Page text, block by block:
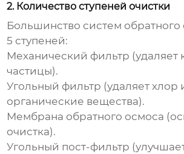
2. Количество ступеней очистки
Большинство систем
5 ступеней:
Механический фильтр (удаляет
частицы).
Угольный фильтр (удаляет хлор
органические вещества).
Мембрана обратного осмоса
очистка).
Угольный пост-фильтр